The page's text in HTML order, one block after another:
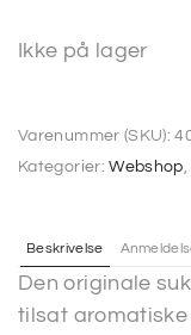
Ikke på lager
Varenummer (SKU):
Kategorier:Webshop,
Beskrivelse
Den originale
tilsat aromatiske